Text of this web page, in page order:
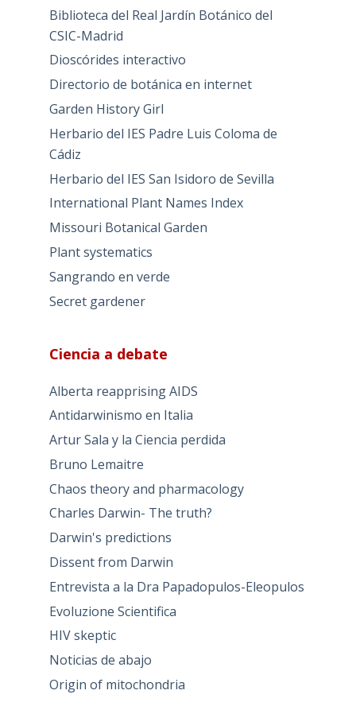
Biblioteca del Real Jardín Botánico del
CSIC-Madrid
Dioscórides interactivo
Directorio de botánica en internet
Garden History Girl
Herbario del IES Padre Luis Coloma de
Cádiz
Herbario del IES San Isidoro de Sevilla
International Plant Names Index
Missouri Botanical Garden
Plant systematics
Sangrando en verde
Secret gardener
Ciencia a debate
Alberta reapprising AIDS
Antidarwinismo en Italia
Artur Sala y la Ciencia perdida
Bruno Lemaitre
Chaos theory and pharmacology
Charles Darwin- The truth?
Darwin's predictions
Dissent from Darwin
Entrevista a la Dra Papadopulos-Eleopulos
Evoluzione Scientifica
HIV skeptic
Noticias de abajo
Origin of mitochondria